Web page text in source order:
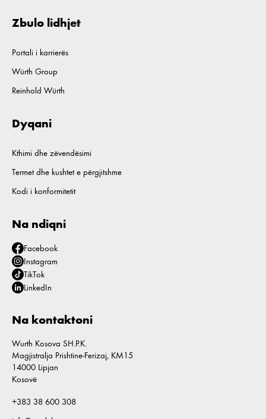
Zbulo lidhjet
Portali i karrierës
Würth Group
Reinhold Würth
Dyqani
Kthimi dhe zëvendësimi
Termet dhe kushtet e përgjitshme
Kodi i konformitetit
Na ndiqni
Facebook
Instagram
TikTok
LinkedIn
Na kontaktoni
Wurth Kosova SH.P.K.
Magjistralja Prishtine-Ferizaj, KM15
14000 Lipjan
Kosovë
+383 38 600 308